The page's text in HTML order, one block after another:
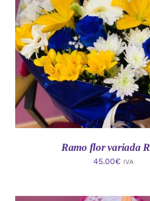
AÑADIR AL CARRITO
DETALLES
Ramo flor variada
45.00€ IVA